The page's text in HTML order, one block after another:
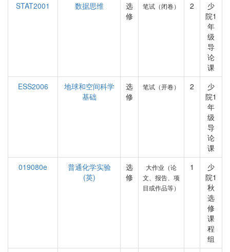
STAT2001
数据思维
选
修
笔试（闭卷） 2
少
院1
年
级
导
论
课
ESS2006
地球和空间科学
基础
选
修
笔试（开卷） 2
少
院1
年
级
导
论
课
019080e
普通化学实验
(英)
选
修
大作业（论
文、报告、项
目或作品等）
1
少
院1
秋
选
修
课
程
组